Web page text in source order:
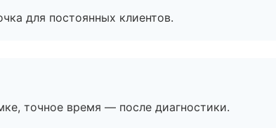
для постоянных клиентов.
точное время — после диагностики.